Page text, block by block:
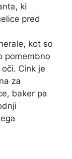
ki
pred
kot so
pomembno
Cink je
za
baker pa